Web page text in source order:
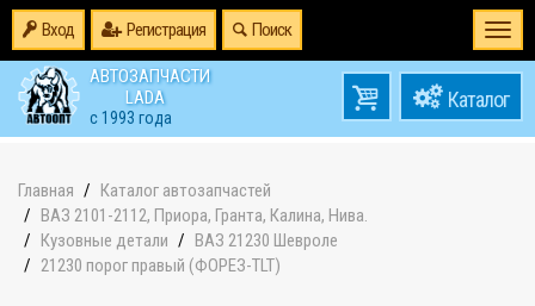
Вход Регистрация Поиск
АВТОЗАПЧАСТИ
LADA
с 1993 года
товаров0
на0
Главная
Каталог автозапчастей
ВАЗ 2101-2112, Приора, Гранта, Калина, Нива.
Кузовные детали
ВАЗ 21230 Шевроле
21230 порог правый (ФОРЕЗ-TLT)